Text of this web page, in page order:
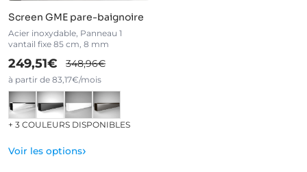
Screen GME pare-baignoire
Acier inoxydable, Panneau 1
vantail fixe 85 cm, 8 mm
249,51€ 348,96€
à partir de 83,17€/mois
+ 3 COULEURS DISPONIBLES
Voir les options›